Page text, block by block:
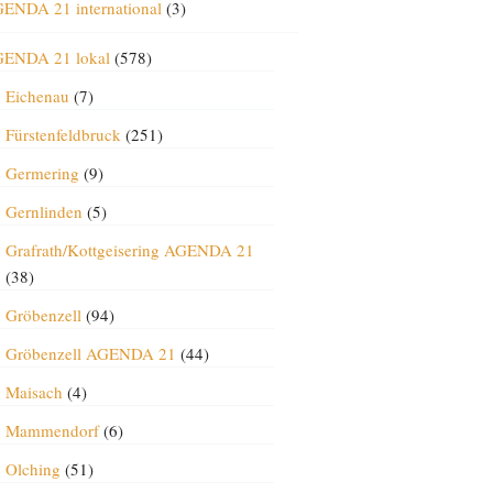
21 international(3)
21 lokal(578)
Eichenau (7)
Fürstenfeldbruck(251)
Germering (9)
Gernlinden (5)
Grafrath/Kottgeisering AGENDA 21
(38)
Gröbenzell(94)
Gröbenzell AGENDA 21 (44)
Maisach (4)
Mammendorf(6)
Olching (51)